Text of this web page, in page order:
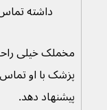
داشته تماس
پزشک با او
پیشنهاد دهد.